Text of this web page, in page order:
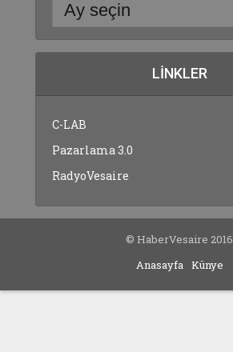
LINKLER
C-LAB
Pazarlama 3.0
RadyoVesaire
© HaberVesaire 2016
Anasayfa Künye